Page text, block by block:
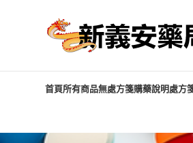
首頁所有商品無處方箋購藥說明處方